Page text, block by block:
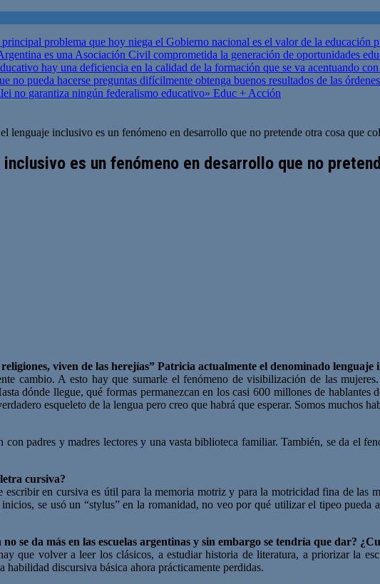
problema que hoy niega el Gobierno nacional es el valor de la educación
es una Asociación Civil comprometida la generación de oportunidades
hay una deficiencia en la calidad de la formación que se va acentuando
no pueda hacerse preguntas difícilmente obtenga buenos resultados de las
no garantiza ningún federalismo educativo» Educ + Acción
lenguaje inclusivo es un fenómeno en desarrollo que no pretende otra cosa que
es un fenómeno en desarrollo que no
viven de las herejías” Patricia actualmente el denominado lenguaje
cambio. A esto hay que sumarle el fenómeno de visibilización de las
dónde llegue, qué formas permanezcan en los casi 600 millones de
esqueleto de la lengua pero creo que habrá que esperar. Somos muchos
padres y madres lectores y una vasta biblioteca familiar. También, se da el
cursiva?
en cursiva es útil para la memoria motriz y para la motricidad fina de las
se usó un “stylus” en la romanidad, no veo por qué utilizar el tipeo pueda
se da más en las escuelas argentinas y sin embargo se tendría que dar?
que volver a leer los clásicos, a estudiar historia de literatura, a priorizar la
discursiva básica ahora prácticamente perdidas.